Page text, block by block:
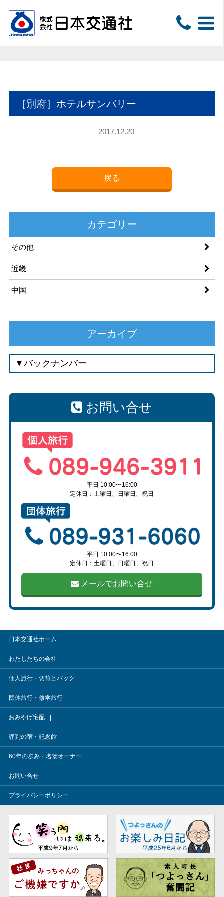
［別府］ホテルサンバリー
2017.12.20
戻る
カテゴリー
その他
近畿
中国
アーカイブ
お問い合せ
平日 10:00〜16:00
定休日：土曜日、日曜日、祝日
平日 10:00〜16:00
定休日：土曜日、日曜日、祝日
メールでお問い合せ
日本交通社ホーム
わたしたちの会社
個人旅行・切符とパック
団体旅行・修学旅行
おみやげ宅配
評判の宿・記念館
60年の歩み・名物オーナー
お問い合せ
プライバシーポリシー